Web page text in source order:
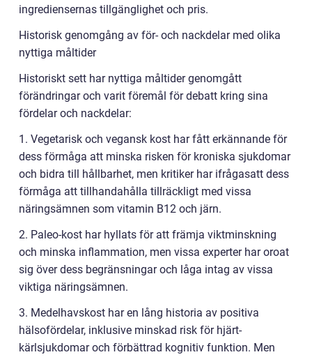
ingrediensernas tillgänglighet och pris.
Historisk genomgång av för- och nackdelar med olika
nyttiga måltider
Historiskt sett har nyttiga måltider genomgått
förändringar och varit föremål för debatt kring sina
fördelar och nackdelar:
1. Vegetarisk och vegansk kost har fått erkännande för
dess förmåga att minska risken för kroniska sjukdomar
och bidra till hållbarhet, men kritiker har ifrågasatt dess
förmåga att tillhandahålla tillräckligt med vissa
näringsämnen som vitamin B12 och järn.
2. Paleo-kost har hyllats för att främja viktminskning
och minska inflammation, men vissa experter har oroat
sig över dess begränsningar och låga intag av vissa
viktiga näringsämnen.
3. Medelhavskost har en lång historia av positiva
hälsofördelar, inklusive minskad risk för hjärt-
kärlsjukdomar och förbättrad kognitiv funktion. Men